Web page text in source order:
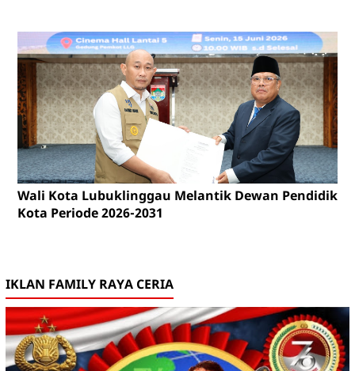
Wali Kota Lubuklinggau Melantik Dewan Pendidikan
Kota Periode 2026-2031
IKLAN FAMILY RAYA CERIA